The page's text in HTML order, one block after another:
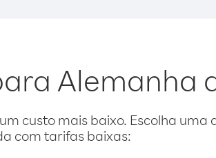
Alemanha
custo mais baixo. Escolha uma
com tarifas baixas: